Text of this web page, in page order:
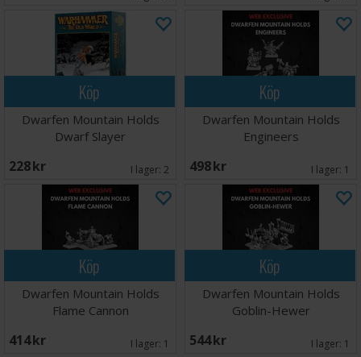
Köp
Dwarfen Mountain Holds
Dwarf Slayer
228 SEK I lager: 2
Köp
Dwarfen Mountain Holds
Engineers
498 SEK I lager: 1
Köp
Dwarfen Mountain Holds
Flame Cannon
414 SEK I lager: 1
Köp
Dwarfen Mountain Holds
Goblin-Hewer
544 SEK I lager: 1